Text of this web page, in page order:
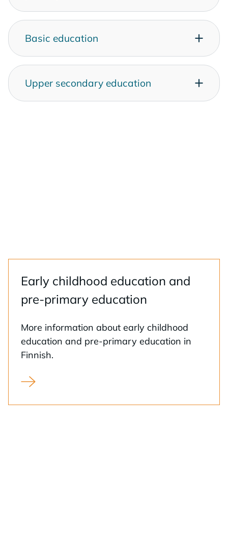
Ba­sic educa­tion
Up­per secon­da­ry educa­tion
Ear­ly child­hood educa­tion and
pre-pri­ma­ry educa­tion
More in­for­ma­tion about ear­ly child­hood
educa­tion and pre-pri­ma­ry educa­tion in
Fin­nish.
Varhaiskasvatus ja esiopetus